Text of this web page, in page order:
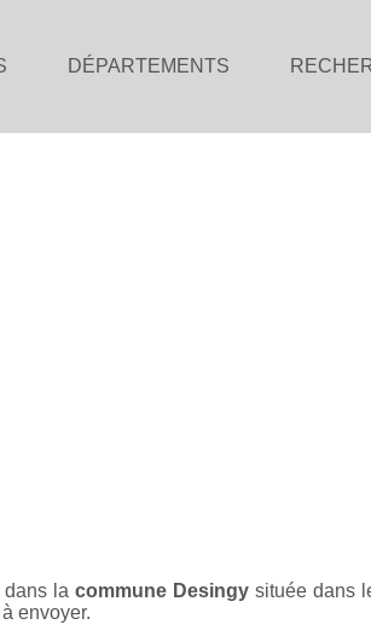
DÉPARTEMENTS
dans lacommune Desingy située dans
envoyer.